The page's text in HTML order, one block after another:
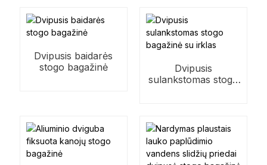
Dvipusis baidarės
stogo bagažinė
Dvipusis
sulankstomas stogo